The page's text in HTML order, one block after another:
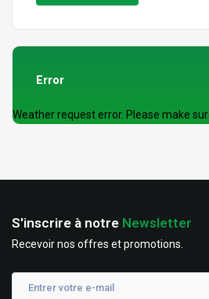
Error
Weather request error. Please make
S'inscrire à notre Newsletter
Recevoir nos offres et promotions.